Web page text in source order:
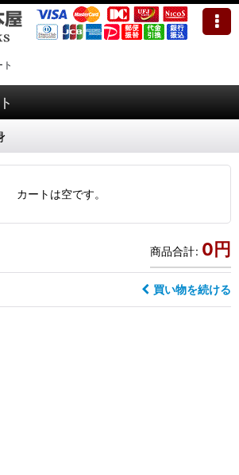
カートは空です。
商品合計: 0円
買い物を続ける